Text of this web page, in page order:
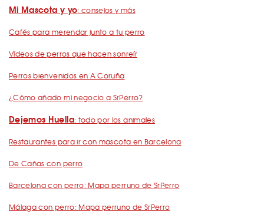
Mi Mascota y yo: consejos y más
Cafés para merendar junto a tu perro
Vídeos de perros que hacen sonreír
Perros bienvenidos en A Coruña
¿Cómo añado mi negocio a SrPerro?
Dejemos Huella: todo por los animales
Restaurantes para ir con mascota en Barcelona
De Cañas con perro
Barcelona con perro: Mapa perruno de SrPerro
Málaga con perro: Mapa perruno de SrPerro